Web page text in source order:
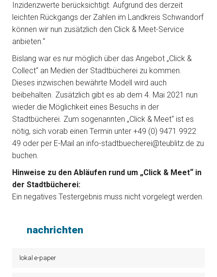
Inzidenzwerte berücksichtigt. Aufgrund des derzeit
leichten Rückgangs der Zahlen im Landkreis Schwandorf
können wir nun zusätzlich den Click & Meet-Service
anbieten.“
Bislang war es nur möglich über das Angebot „Click &
Collect“ an Medien der Stadtbücherei zu kommen.
Dieses inzwischen bewährte Modell wird auch
beibehalten. Zusätzlich gibt es ab dem 4. Mai 2021 nun
wieder die Möglichkeit eines Besuchs in der
Stadtbücherei. Zum sogenannten „Click & Meet“ ist es
nötig, sich vorab einen Termin unter +49 (0) 9471 9922
49 oder per E-Mail an info-stadtbuecherei@teublitz.de zu
buchen.
Hinweise zu den Abläufen rund um „Click & Meet“ in
der Stadtbücherei:
Ein negatives Testergebnis muss nicht vorgelegt werden.
nachrichten
lokal e-paper